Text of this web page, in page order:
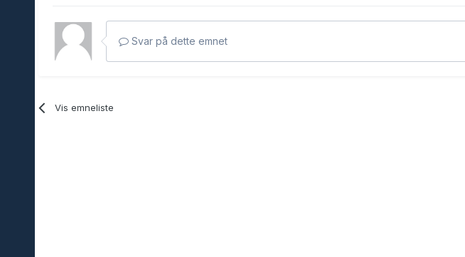
Svar på dette emnet
Vis emneliste